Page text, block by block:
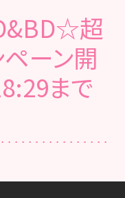
超
ーン開
まで